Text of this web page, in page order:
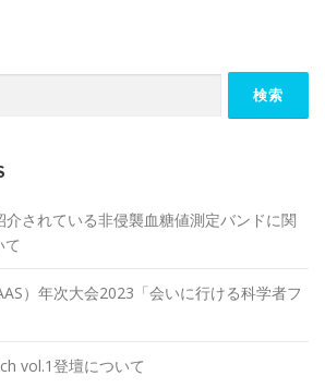
されている非侵襲血糖値測定バンドに関
て
）年次大会2023「会いに行ける科学者フ
vol.1登壇について